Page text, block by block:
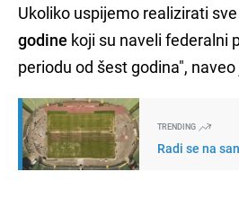
Ukoliko uspijemo realizirati
godine koji su naveli federalni
periodu od šest godina",
TRENDING
Radi se na